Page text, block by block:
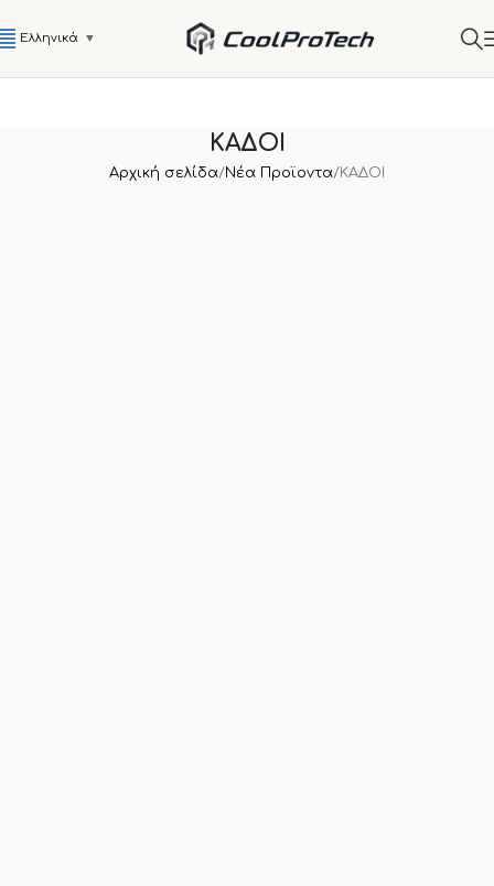
Ελληνικά ▼
ΚΑΔΟΙ
Αρχική σελίδα Νέα Προϊοντα ΚΑΔΟΙ